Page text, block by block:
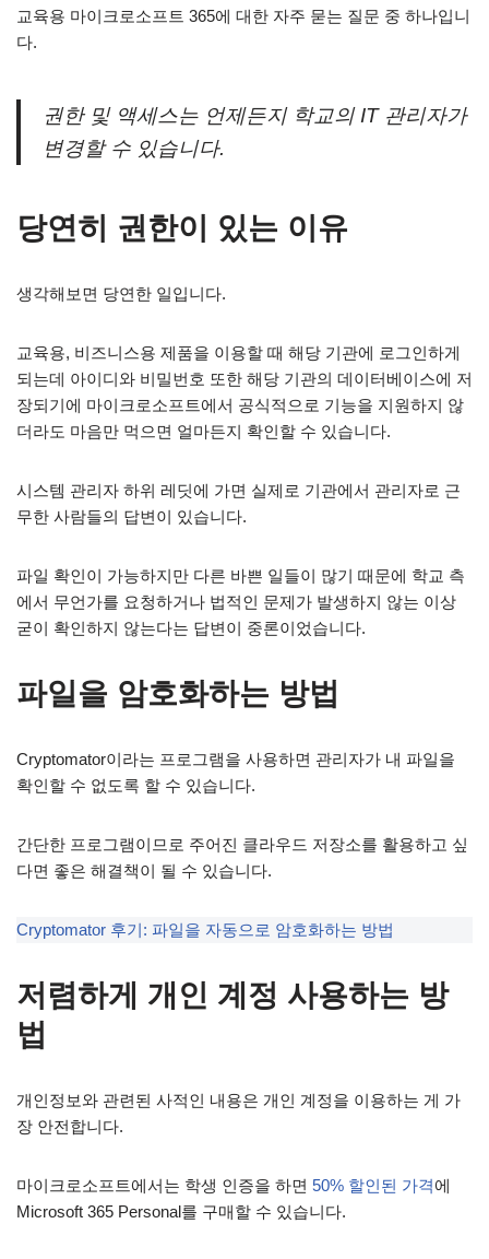
교육용 마이크로소프트 365에 대한 자주 묻는 질문 중 하나입니
다.
권한 및 액세스는 언제든지 학교의 IT 관리자가
변경할 수 있습니다.
당연히 권한이 있는 이유
생각해보면 당연한 일입니다.
교육용, 비즈니스용 제품을 이용할 때 해당 기관에 로그인하게
되는데 아이디와 비밀번호 또한 해당 기관의 데이터베이스에 저
장되기에 마이크로소프트에서 공식적으로 기능을 지원하지 않
더라도 마음만 먹으면 얼마든지 확인할 수 있습니다.
시스템 관리자 하위 레딧에 가면 실제로 기관에서 관리자로 근
무한 사람들의 답변이 있습니다.
파일 확인이 가능하지만 다른 바쁜 일들이 많기 때문에 학교 측
에서 무언가를 요청하거나 법적인 문제가 발생하지 않는 이상
굳이 확인하지 않는다는 답변이 중론이었습니다.
파일을 암호화하는 방법
Cryptomator이라는 프로그램을 사용하면 관리자가 내 파일을
확인할 수 없도록 할 수 있습니다.
간단한 프로그램이므로 주어진 클라우드 저장소를 활용하고 싶
다면 좋은 해결책이 될 수 있습니다.
Cryptomator 후기: 파일을 자동으로 암호화하는 방법
저렴하게 개인 계정 사용하는 방
법
개인정보와 관련된 사적인 내용은 개인 계정을 이용하는 게 가
장 안전합니다.
마이크로소프트에서는 학생 인증을 하면 50% 할인된 가격에
Microsoft 365 Personal를 구매할 수 있습니다.